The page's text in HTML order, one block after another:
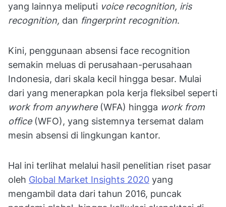
yang lainnya meliputi voice recognition, iris
recognition, dan fingerprint recognition.
Kini, penggunaan absensi face recognition
semakin meluas di perusahaan-perusahaan
Indonesia, dari skala kecil hingga besar. Mulai
dari yang menerapkan pola kerja fleksibel seperti
work from anywhere(WFA) hingga work from
office(WFO), yang sistemnya tersemat dalam
mesin absensi di lingkungan kantor.
Hal ini terlihat melalui hasil penelitian riset pasar
oleh Global Market Insights 2020 yang
mengambil data dari tahun 2016, puncak